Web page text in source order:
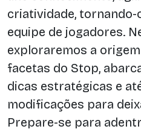
criatividade,
equipe de jogadores.
exploraremos a
facetas do Stop,
dicas estratégicas e
modificações para
Prepare-se para